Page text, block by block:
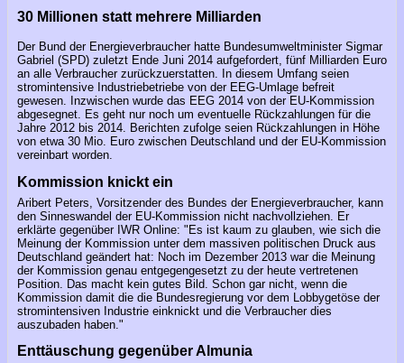
30 Millionen statt mehrere Milliarden
Der Bund der Energieverbraucher hatte Bundesumweltminister Sigmar
Gabriel (SPD) zuletzt Ende Juni 2014 aufgefordert, fünf Milliarden Euro
an alle Verbraucher zurückzuerstatten. In diesem Umfang seien
stromintensive Industriebetriebe von der EEG-Umlage befreit
gewesen. Inzwischen wurde das EEG 2014 von der EU-Kommission
abgesegnet. Es geht nur noch um eventuelle Rückzahlungen für die
Jahre 2012 bis 2014. Berichten zufolge seien Rückzahlungen in Höhe
von etwa 30 Mio. Euro zwischen Deutschland und der EU-Kommission
vereinbart worden.
Kommission knickt ein
Aribert Peters, Vorsitzender des Bundes der Energieverbraucher, kann
den Sinneswandel der EU-Kommission nicht nachvollziehen. Er
erklärte gegenüber IWR Online: "Es ist kaum zu glauben, wie sich die
Meinung der Kommission unter dem massiven politischen Druck aus
Deutschland geändert hat: Noch im Dezember 2013 war die Meinung
der Kommission genau entgegengesetzt zu der heute vertretenen
Position. Das macht kein gutes Bild. Schon gar nicht, wenn die
Kommission damit die die Bundesregierung vor dem Lobbygetöse der
stromintensiven Industrie einknickt und die Verbraucher dies
auszubaden haben."
Enttäuschung gegenüber Almunia